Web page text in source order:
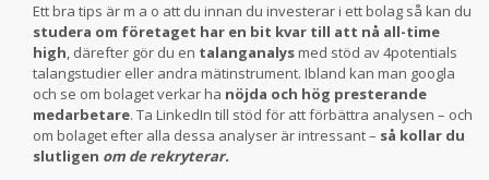
Ett bra tips är m a o att du innan du investerar i ett bolag så kan du
studera om företaget har en bit kvar till att nå all-time
high, därefter gör du en talanganalys med stöd av 4potentials
talangstudier eller andra mätinstrument. Ibland kan man googla
och se om bolaget verkar ha nöjda och hög presterande
medarbetare. Ta LinkedIn till stöd för att förbättra analysen – och
om bolaget efter alla dessa analyser är intressant – så kollar du
slutligen om de rekryterar.